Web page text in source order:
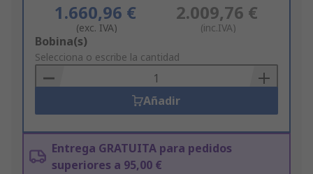
1.660,96 €
(exc. IVA)
2.009,76 €
(inc.IVA)
Add
to
Basket
Bobina(s)
Selecciona o escribe la cantidad
Añadir
Entrega GRATUITA para pedidos
superiores a 95,00 €